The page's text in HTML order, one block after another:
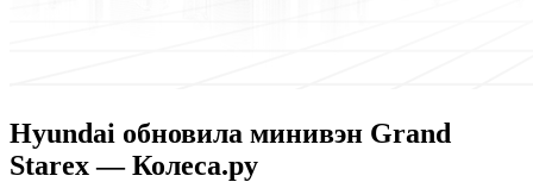
Hyundai обновила минивэн Grand
Starex — Колеса.ру